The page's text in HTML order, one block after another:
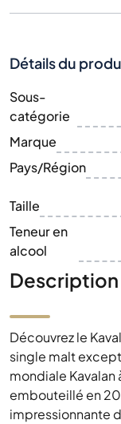
Détails du
Sous-
catégorie
Marque
Pays/Région
Taille
Teneur en
alcool
Description
Découvrez le
single malt
mondiale Kavalan
embouteillé en
impressionnante